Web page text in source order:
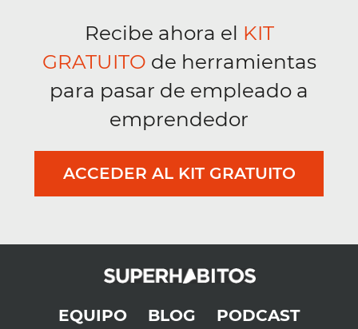
Recibe ahora el KIT
GRATUITO de herramientas
para pasar de empleado a
emprendedor
ACCEDER AL KIT GRATUITO
EQUIPO BLOG PODCAST